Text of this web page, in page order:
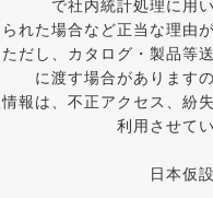
で社内統計処理に用
れた場合など正当な理
だし、カタログ・製品
に渡す場合があります
報は、不正アクセス、
利用させて
日本仮